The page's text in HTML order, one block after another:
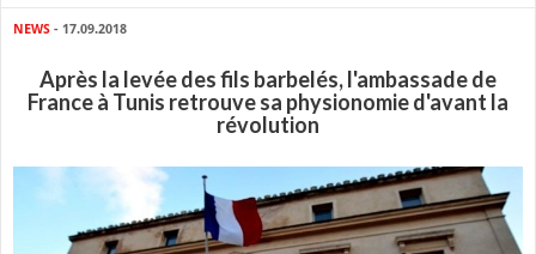
NEWS - 17.09.2018
Après la levée des fils barbelés, l'ambassade de
France à Tunis retrouve sa physionomie d'avant la
révolution